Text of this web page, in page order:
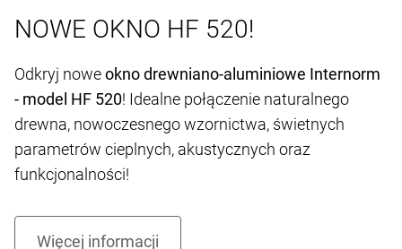
NOWE OKNO HF 520!
Odkryj noweokno drewniano-aluminiowe Internorm
- model HF 520! Idealne połączenie naturalnego
drewna, nowoczesnego wzornictwa, świetnych
parametrów cieplnych, akustycznych oraz
funkcjonalności!